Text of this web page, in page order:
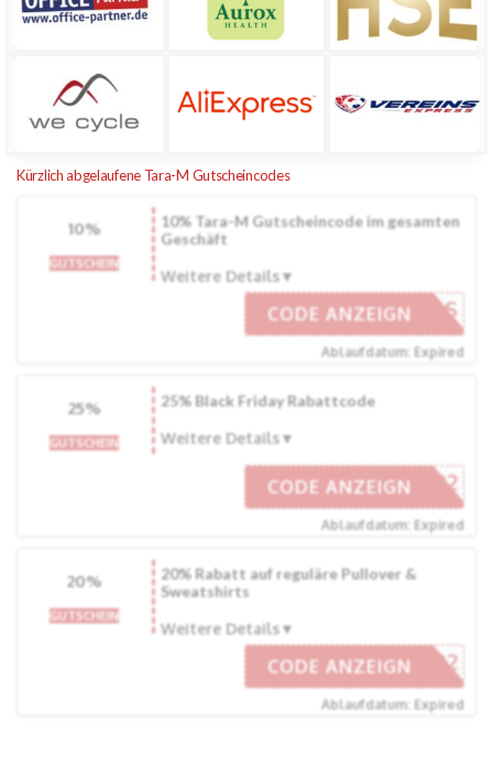
Kürzlich abgelaufene Tara-M Gutscheincodes
10%
GUTSCHEIN
10% Tara-M Gutscheincode im gesamten
Geschäft
Weitere Details
10OFFOS
CODE ANZEIGN
Ablaufdatum: Expired
25%
GUTSCHEIN
25% Black Friday Rabattcode
Weitere Details
BF22
CODE ANZEIGN
Ablaufdatum: Expired
20%
GUTSCHEIN
20% Rabatt auf reguläre Pullover &
Sweatshirts
Weitere Details
WS22
CODE ANZEIGN
Ablaufdatum: Expired